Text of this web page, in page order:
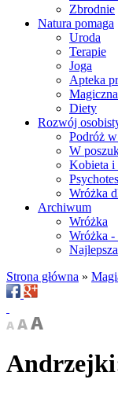
Zbrodnie
Natura pomaga
Uroda
Terapie
Joga
Apteka
Diety
Rozwój
Podróż w
W
Kobieta i
Wróżka
Archiwum
Wróżka
Wróżka -
Strona główna »